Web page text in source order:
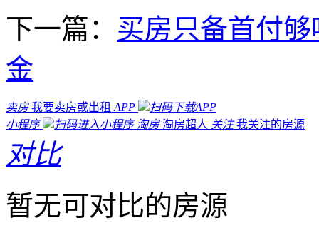
下一篇： 买房只备首付
金
卖房 我要卖房或出租 APP
扫码下载APP
小程序
扫码进入小程序 淘房 淘房超人 关注 我关注的房源
对比
暂无可对比的房源